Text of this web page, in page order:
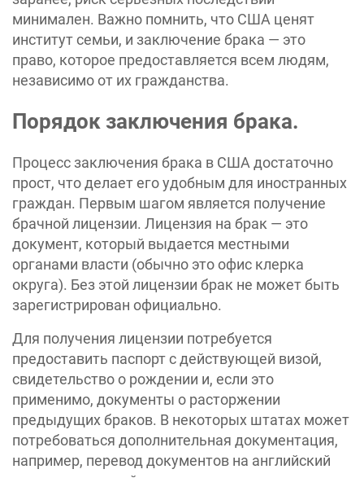
минимален. Важно помнить, что США ценят
институт семьи, и заключение брака — это
право, которое предоставляется всем людям,
независимо от их гражданства.
Порядок заключения брака.
Процесс заключения брака в США достаточно
прост, что делает его удобным для иностранных
граждан. Первым шагом является получение
брачной лицензии. Лицензия на брак — это
документ, который выдается местными
органами власти (обычно это офис клерка
округа). Без этой лицензии брак не может быть
зарегистрирован официально.
Для получения лицензии потребуется
предоставить паспорт с действующей визой,
свидетельство о рождении и, если это
применимо, документы о расторжении
предыдущих браков. В некоторых штатах может
потребоваться дополнительная документация,
например, перевод документов на английский